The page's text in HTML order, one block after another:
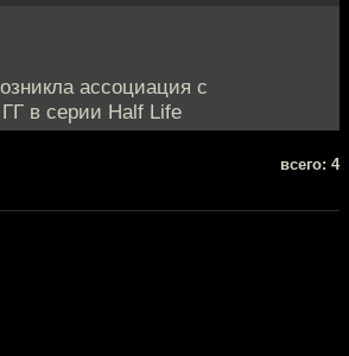
ассоциация с
в серии Half Life
всего: 4